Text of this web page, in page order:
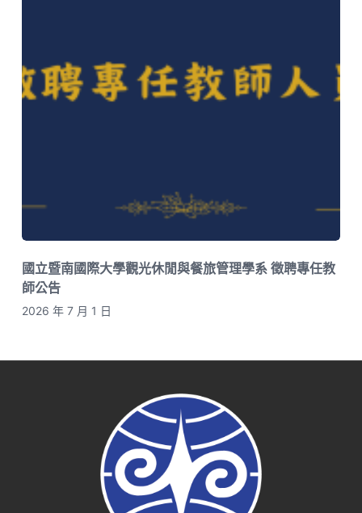
國立暨南國際大學觀光休閒與餐旅管理學系 徵聘專任教
師公告
2026 年 7 月 1 日